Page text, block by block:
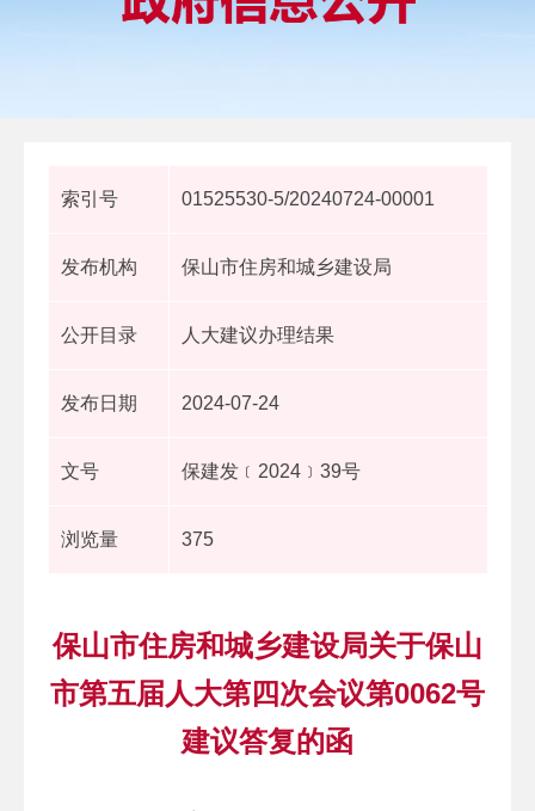
索引号 01525530-5/20240724-00001
发布机构 保山市住房和城乡建设局
公开目录 人大建议办理结果
发布日期 2024-07-24
文号 保建发﹝2024﹞39号
浏览量 375
保山市住房和城乡建设局关于保山
市第五届人大第四次会议第0062号
建议答复的函